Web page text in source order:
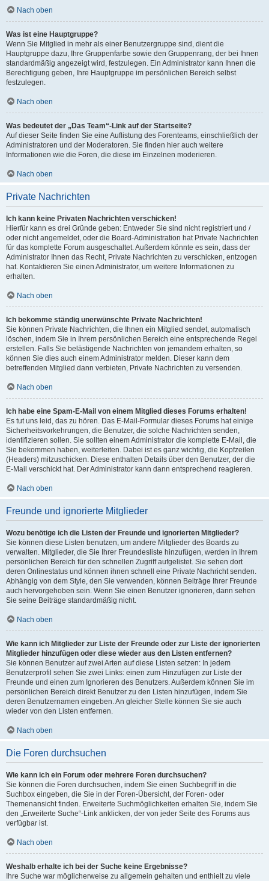
Nach oben
Was ist eine Hauptgruppe?
Wenn Sie Mitglied in mehr als einer Benutzergruppe sind, dient die
Hauptgruppe dazu, Ihre Gruppenfarbe sowie den Gruppenrang, der bei Ihnen
standardmäßig angezeigt wird, festzulegen. Ein Administrator kann Ihnen die
Berechtigung geben, Ihre Hauptgruppe im persönlichen Bereich selbst
festzulegen.
Nach oben
Was bedeutet der „Das Team“-Link auf der Startseite?
Auf dieser Seite finden Sie eine Auflistung des Forenteams, einschließlich der
Administratoren und der Moderatoren. Sie finden hier auch weitere
Informationen wie die Foren, die diese im Einzelnen moderieren.
Nach oben
Private Nachrichten
Ich kann keine Privaten Nachrichten verschicken!
Hierfür kann es drei Gründe geben: Entweder Sie sind nicht registriert und /
oder nicht angemeldet, oder die Board-Administration hat Private Nachrichten
für das komplette Forum ausgeschaltet. Außerdem könnte es sein, dass der
Administrator Ihnen das Recht, Private Nachrichten zu verschicken, entzogen
hat. Kontaktieren Sie einen Administrator, um weitere Informationen zu
erhalten.
Nach oben
Ich bekomme ständig unerwünschte Private Nachrichten!
Sie können Private Nachrichten, die Ihnen ein Mitglied sendet, automatisch
löschen, indem Sie in Ihrem persönlichen Bereich eine entsprechende Regel
erstellen. Falls Sie belästigende Nachrichten von jemandem erhalten, so
können Sie dies auch einem Administrator melden. Dieser kann dem
betreffenden Mitglied dann verbieten, Private Nachrichten zu versenden.
Nach oben
Ich habe eine Spam-E-Mail von einem Mitglied dieses Forums erhalten!
Es tut uns leid, das zu hören. Das E-Mail-Formular dieses Forums hat einige
Sicherheitsvorkehrungen, die Benutzer, die solche Nachrichten senden,
identifizieren sollen. Sie sollten einem Administrator die komplette E-Mail, die
Sie bekommen haben, weiterleiten. Dabei ist es ganz wichtig, die Kopfzeilen
(Headers) mitzuschicken. Diese enthalten Details über den Benutzer, der die
E-Mail verschickt hat. Der Administrator kann dann entsprechend reagieren.
Nach oben
Freunde und ignorierte Mitglieder
Wozu benötige ich die Listen der Freunde und ignorierten Mitglieder?
Sie können diese Listen benutzen, um andere Mitglieder des Boards zu
verwalten. Mitglieder, die Sie Ihrer Freundesliste hinzufügen, werden in Ihrem
persönlichen Bereich für den schnellen Zugriff aufgelistet. Sie sehen dort
deren Onlinestatus und können ihnen schnell eine Private Nachricht senden.
Abhängig von dem Style, den Sie verwenden, können Beiträge Ihrer Freunde
auch hervorgehoben sein. Wenn Sie einen Benutzer ignorieren, dann sehen
Sie seine Beiträge standardmäßig nicht.
Nach oben
Wie kann ich Mitglieder zur Liste der Freunde oder zur Liste der ignorierten
Mitglieder hinzufügen oder diese wieder aus den Listen entfernen?
Sie können Benutzer auf zwei Arten auf diese Listen setzen: In jedem
Benutzerprofil sehen Sie zwei Links: einen zum Hinzufügen zur Liste der
Freunde und einen zum Ignorieren des Benutzers. Außerdem können Sie im
persönlichen Bereich direkt Benutzer zu den Listen hinzufügen, indem Sie
deren Benutzernamen eingeben. An gleicher Stelle können Sie sie auch
wieder von den Listen entfernen.
Nach oben
Die Foren durchsuchen
Wie kann ich ein Forum oder mehrere Foren durchsuchen?
Sie können die Foren durchsuchen, indem Sie einen Suchbegriff in die
Suchbox eingeben, die Sie in der Foren-Übersicht, der Foren- oder
Themenansicht finden. Erweiterte Suchmöglichkeiten erhalten Sie, indem Sie
den „Erweiterte Suche“-Link anklicken, der von jeder Seite des Forums aus
verfügbar ist.
Nach oben
Weshalb erhalte ich bei der Suche keine Ergebnisse?
Ihre Suche war möglicherweise zu allgemein gehalten und enthielt zu viele